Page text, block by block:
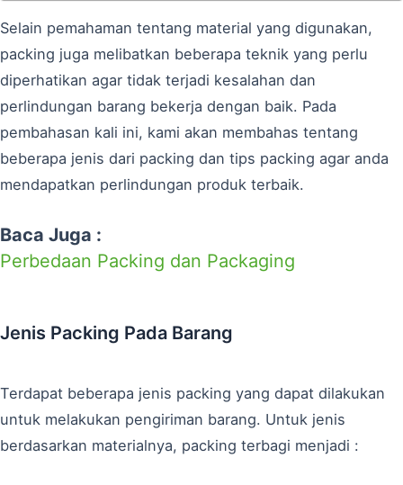
Selain pemahaman tentang material yang digunakan,
packing juga melibatkan beberapa teknik yang perlu
diperhatikan agar tidak terjadi kesalahan dan
perlindungan barang bekerja dengan baik. Pada
pembahasan kali ini, kami akan membahas tentang
beberapa jenis dari packing dan tips packing agar anda
mendapatkan perlindungan produk terbaik.
Baca Juga :
Perbedaan Packing dan Packaging
Jenis Packing Pada Barang
Terdapat beberapa jenis packing yang dapat dilakukan
untuk melakukan pengiriman barang. Untuk jenis
berdasarkan materialnya, packing terbagi menjadi :